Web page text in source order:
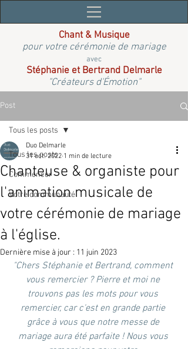
Chant & Musique
pour votre cérémonie de mariage
avec
Stéphanie et Bertrand Delmarle
"Créateurs d'Émotion"
Post
Tous les posts
Commencer
Votre communauté
Tous les posts
Chanteuse & organiste pour
l'animation musicale de
votre cérémonie de mariage
à l'église.
Duo Delmarle
31 oct. 2022 1 min de lecture
Dernière mise à jour : 11 juin 2023
"Chers Stéphanie et Bertrand, comment
vous remercier ? Pierre et moi ne
trouvons pas les mots pour vous
remercier, car c'est en grande partie
grâce à vous que notre messe de
mariage aura été parfaite ! Nous vous